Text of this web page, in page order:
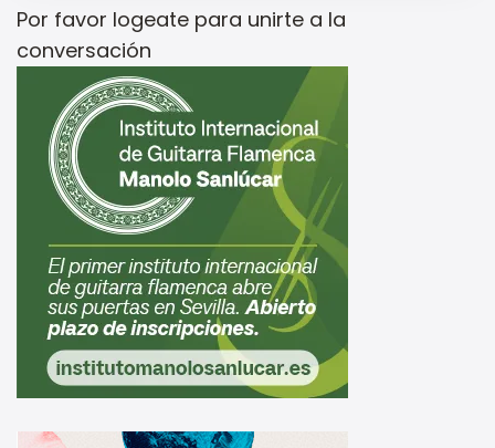
Por favor logeate para unirte a la
conversación